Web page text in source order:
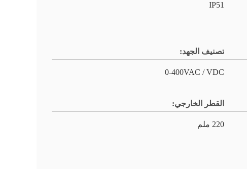
IP51
تصنيف الجهد:
0-400VAC / VDC
القطر الخارجي:
220 ملم